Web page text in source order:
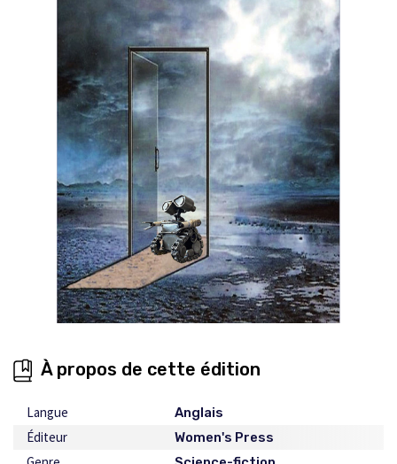
À propos de cette édition
Langue Anglais
Éditeur Women's Press